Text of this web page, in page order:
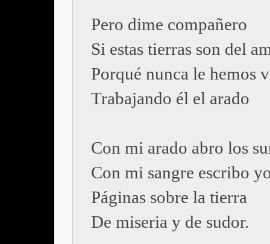
Pero dime compañero
Si estas tierras son del
Porqué nunca le hemos
Trabajando él el arado
Con mi arado abro los
Con mi sangre escribo
Páginas sobre la tierra
De miseria y de sudor.